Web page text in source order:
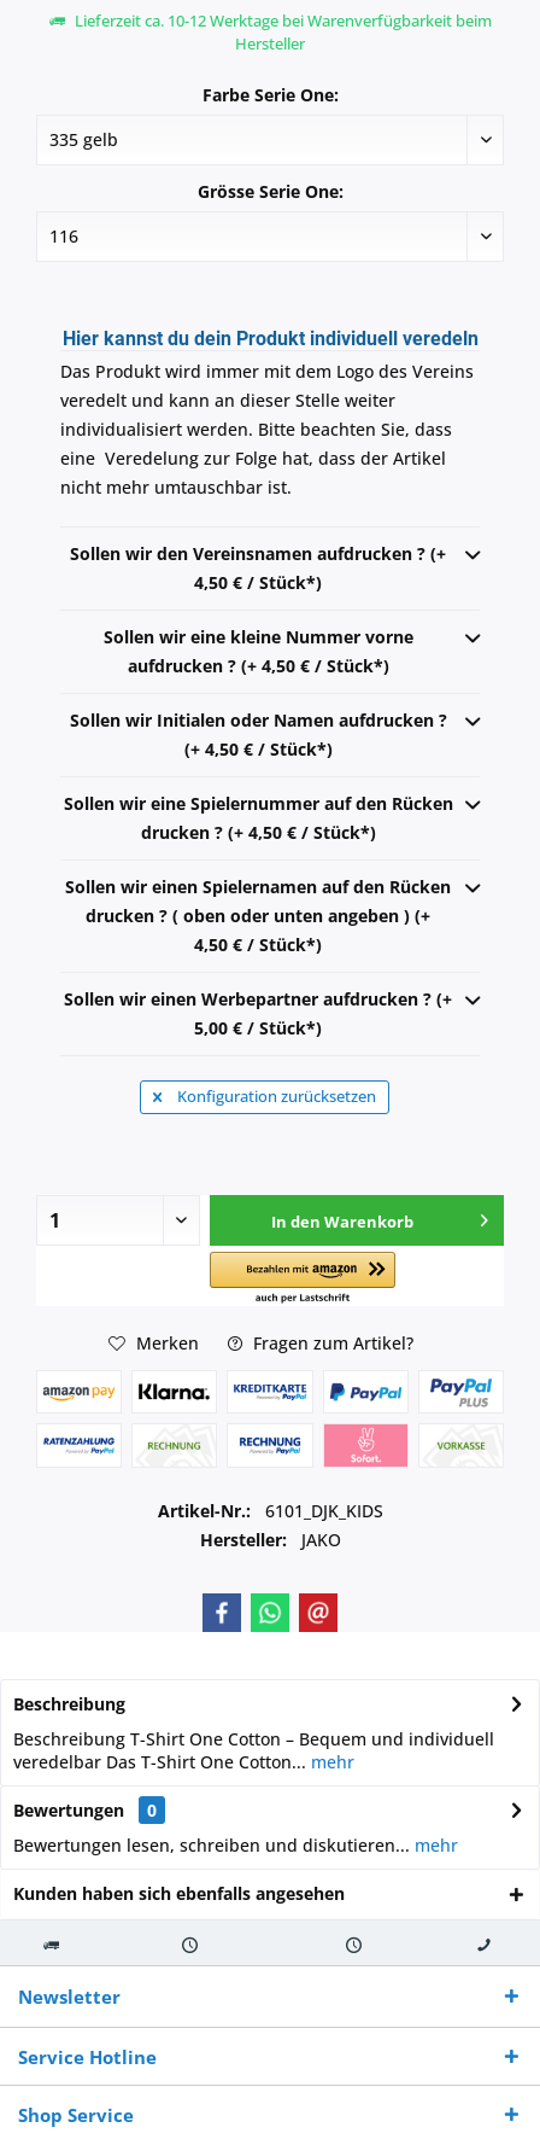
Lieferzeit ca. 10-12 Werktage bei Warenverfügbarkeit beim
Hersteller
Farbe Serie One:
Grösse Serie One:
Hier kannst du dein Produkt individuell veredeln
Das Produkt wird immer mit dem Logo des Vereins
veredelt und kann an dieser Stelle weiter
individualisiert werden. Bitte beachten Sie, dass
eine Veredelung zur Folge hat, dass der Artikel
nicht mehr umtauschbar ist.
Sollen wir den Vereinsnamen aufdrucken ? (+
4,50 € / Stück*)
Sollen wir eine kleine Nummer vorne
aufdrucken ? (+ 4,50 € / Stück*)
Sollen wir Initialen oder Namen aufdrucken ?
(+ 4,50 € / Stück*)
Sollen wir eine Spielernummer auf den Rücken
drucken ? (+ 4,50 € / Stück*)
Sollen wir einen Spielernamen auf den Rücken
drucken ? ( oben oder unten angeben ) (+
4,50 € / Stück*)
Sollen wir einen Werbepartner aufdrucken ? (+
5,00 € / Stück*)
Konfiguration zurücksetzen
In den Warenkorb
Merken Fragen zum Artikel?
Artikel-Nr.:
6101_DJK_KIDS
Hersteller:
JAKO
Beschreibung
Beschreibung T-Shirt One Cotton – Bequem und individuell
veredelbar Das T-Shirt One Cotton... mehr
Bewertungen
0
Bewertungen lesen, schreiben und diskutieren... mehr
Kunden haben sich ebenfalls angesehen
Kostenloser
Versand ab €
250,-
Versand innerhalb von Versand von So erreichen
Sie uns 0160
970 511 90
Newsletter
Service Hotline
Shop Service